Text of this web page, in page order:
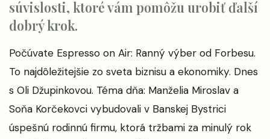
súvislosti, ktoré vám pomôžu urobiť ďalší
dobrý krok.
Počúvate Espresso on Air: Ranný výber od Forbesu.
To najdôležitejšie zo sveta biznisu a ekonomiky. Dnes
s Oli Džupinkovou. Téma dňa: Manželia Miroslav a
Soňa Korčekovci vybudovali v Banskej Bystrici
úspešnú rodinnú firmu, ktorá tržbami za minulý rok